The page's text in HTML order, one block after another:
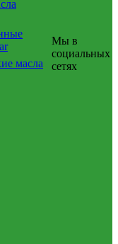
масла
Мы в
социальных
сетях